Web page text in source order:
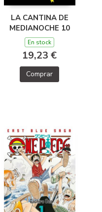
LA CANTINA DE
MEDIANOCHE 10
En stock
19,23 €
Comprar